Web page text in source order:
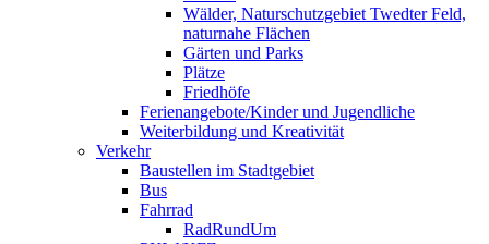
Wälder, Naturschutzgebiet Twedter Feld,
naturnahe Flächen
Gärten und Parks
Plätze
Friedhöfe
Ferienangebote/Kinder und Jugendliche
Weiterbildung und Kreativität
Verkehr
Baustellen im Stadtgebiet
Bus
Fahrrad
RadRundUm